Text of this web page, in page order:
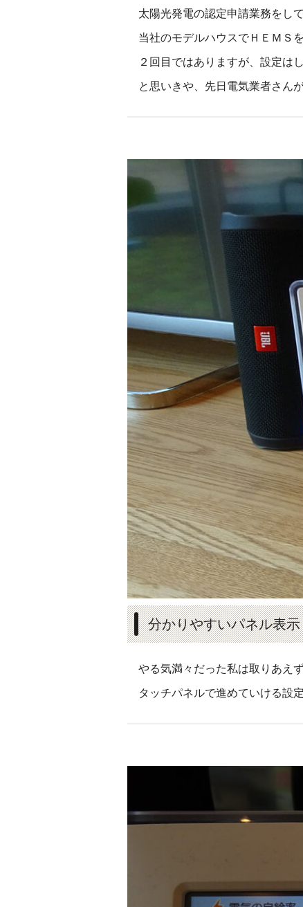
太陽光発電の認定申請業務をし
当社のモデルハウスでＨＥＭＳ
２回目ではありますが、設定は
と思いきや、先日電気業者さん
分かりやすいパネル表示
やる気満々だった私は取りあえ
タッチパネルで進めていける設